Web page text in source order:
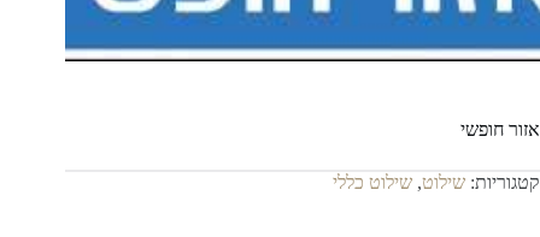
אזור חופשי
קטגוריות: שילוט, שילוט כללי